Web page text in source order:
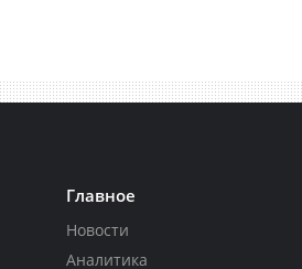
Главное
Новости
Аналитика